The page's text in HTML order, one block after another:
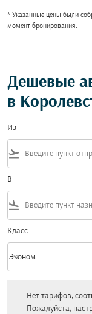
* Указанные цены были
момент бронирования.
Дешевые
в
Из
flight_takeoff
В
flight_land
Класс
Класс option Эконом
Эконом
keyboard_arrow_down
Нет тарифов,
Пожалуйста,